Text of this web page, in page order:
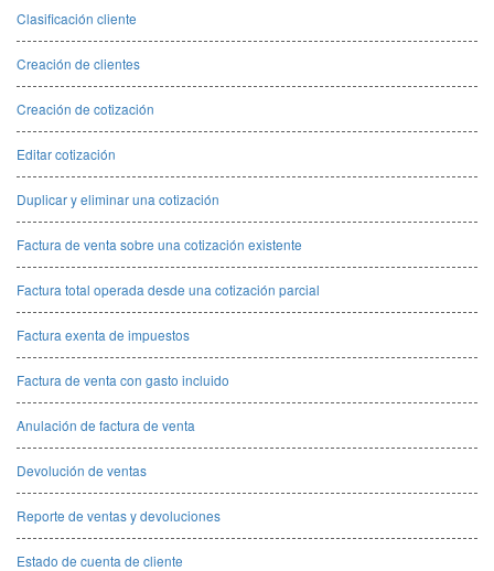
Clasificación cliente
Creación de clientes
Creación de cotización
Editar cotización
Duplicar y eliminar una cotización
Factura de venta sobre una cotización existente
Factura total operada desde una cotización parcial
Factura exenta de impuestos
Factura de venta con gasto incluido
Anulación de factura de venta
Devolución de ventas
Reporte de ventas y devoluciones
Estado de cuenta de cliente